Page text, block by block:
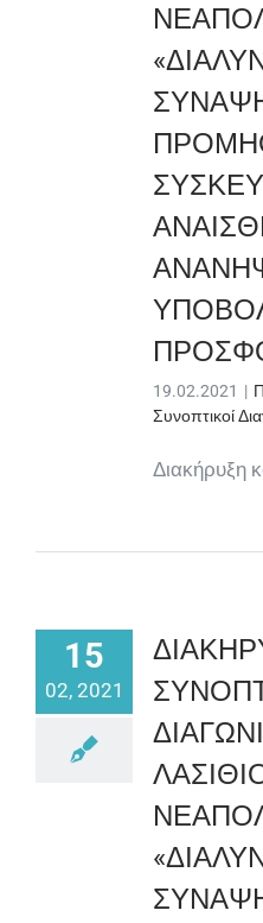
19.02.2021 |
Συνοπτικοί
Διακήρυξη
15
02, 2021